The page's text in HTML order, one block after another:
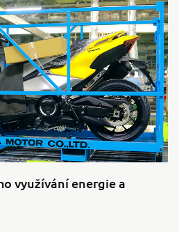
využívání energie a